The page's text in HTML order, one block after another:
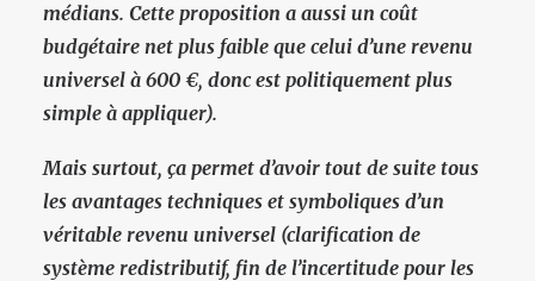
médians. Cette proposition a aussi un coût
budgétaire net plus faible que celui d’une revenu
universel à 600 €, donc est politiquement plus
simple à appliquer).
Mais surtout, ça permet d’avoir tout de suite tous
les avantages techniques et symboliques d’un
véritable revenu universel (clarification de
système redistributif, fin de l’incertitude pour les